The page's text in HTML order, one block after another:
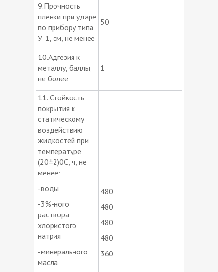
9.Прочность
пленки при ударе
по прибору типа
У-1, см, не менее
50
10.Адгезия к
металлу, баллы,
не более
1
11. Стойкость
покрытия к
статическому
воздействию
жидкостей при
температуре
(20±2)0С, ч, не
менее:
-воды
-3%-ного
раствора
хлористого
натрия
-минерального
масла
480
480
480
480
360